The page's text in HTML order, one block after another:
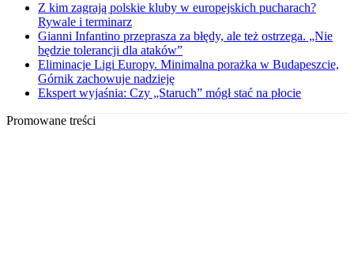
Z kim zagrają polskie kluby w europejskich pucharach?
Rywale i terminarz
Gianni Infantino przeprasza za błędy, ale też ostrzega. „Nie
będzie tolerancji dla ataków”
Eliminacje Ligi Europy. Minimalna porażka w Budapeszcie,
Górnik zachowuje nadzieję
Ekspert wyjaśnia: Czy „Staruch” mógł stać na płocie
Promowane treści